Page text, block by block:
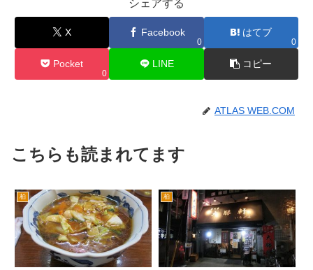
シェアする
X Facebook
0
はてブ
0
Pocket
0
LINE コピー
ATLAS WEB.COM
こちらも読まれてます
柏 柏